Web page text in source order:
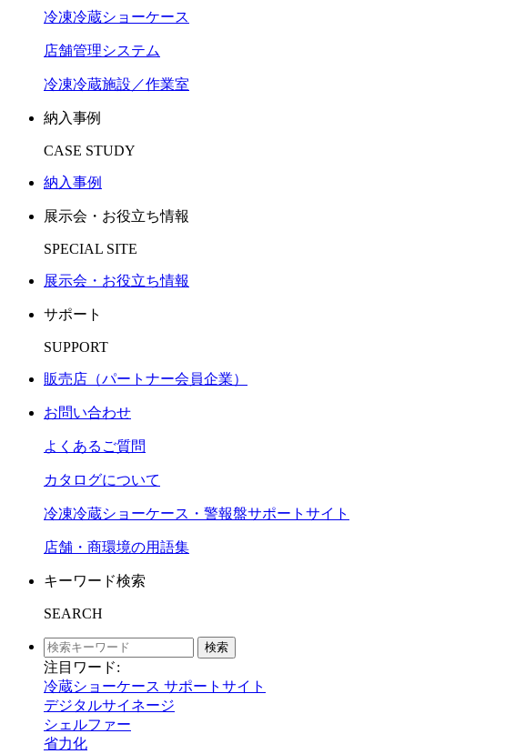
冷凍冷蔵ショーケース
店舗管理システム
冷凍冷蔵施設／作業室
納入事例
CASE STUDY
納入事例
展示会・お役立ち情報
SPECIAL SITE
展示会・お役立ち情報
サポート
SUPPORT
販売店（パートナー会員企業）
お問い合わせ
よくあるご質問
カタログについて
冷凍冷蔵ショーケース・警報盤サポートサイト
店舗・商環境の用語集
キーワード検索
SEARCH
検索
注目ワード:
冷蔵ショーケース サポートサイト
デジタルサイネージ
シェルファー
省力化